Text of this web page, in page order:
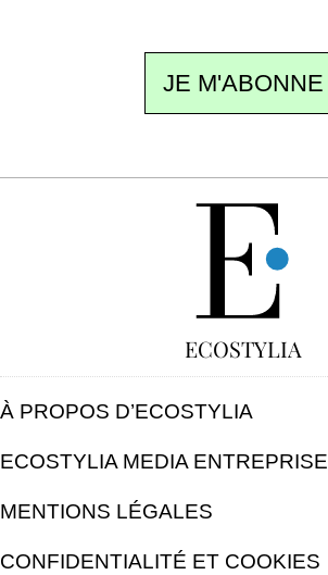
JE M'ABONNE
ECOSTYLIA
À PROPOS D’ECOSTYLIA
ECOSTYLIA MEDIA ENTREPRISE
MENTIONS LÉGALES
CONFIDENTIALITÉ ET COOKIES